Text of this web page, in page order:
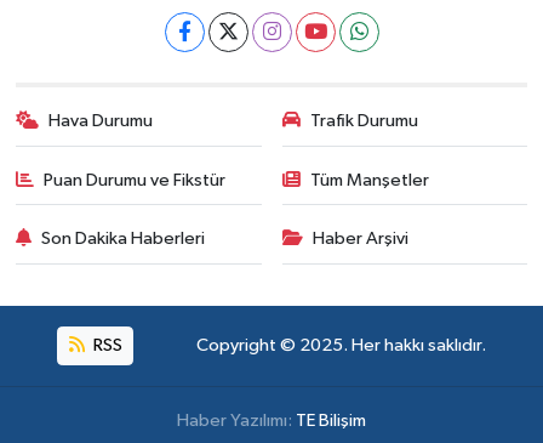
Hava Durumu Trafik Durumu
Puan Durumu ve Fikstür Tüm Manşetler
Son Dakika Haberleri Haber Arşivi
RSS Copyright © 2025. Her hakkı saklıdır.
Haber Yazılımı: TE Bilişim